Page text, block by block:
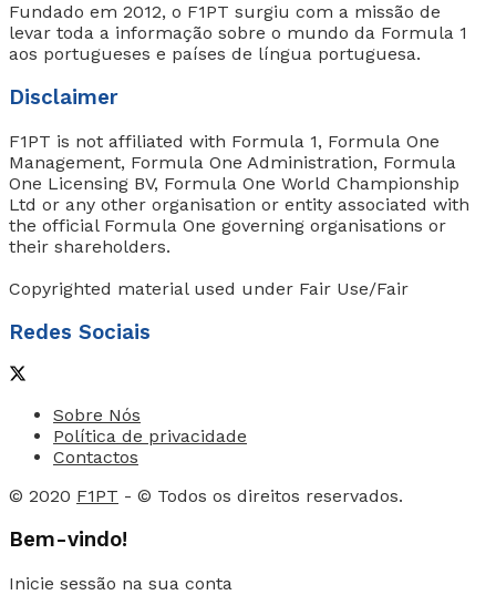
Fundado em 2012, o F1PT surgiu com a missão de
levar toda a informação sobre o mundo da Formula 1
aos portugueses e países de língua portuguesa.
Disclaimer
F1PT is not affiliated with Formula 1, Formula One
Management, Formula One Administration, Formula
One Licensing BV, Formula One World Championship
Ltd or any other organisation or entity associated with
the official Formula One governing organisations or
their shareholders.
Copyrighted material used under Fair Use/Fair
Redes Sociais
Sobre Nós
Política de privacidade
Contactos
© 2020 F1PT - © Todos os direitos reservados.
Bem-vindo!
Inicie sessão na sua conta